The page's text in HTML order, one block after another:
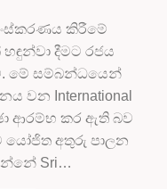
කිරීමේ
දීමට රජය
මේ සම්බන්ධයෙන්
වන International
ආරම්භ කර ඇති බව
යෝජිත අතුරු පාලන
Sri…